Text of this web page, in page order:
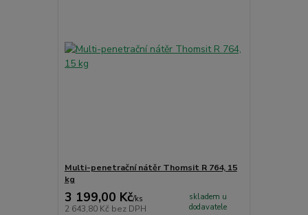
Multi-penetrační nátěr Thomsit R 764, 15
kg
3 199,00 Kč/ks
2 643,80 Kč bez DPH
skladem u
dodavatele